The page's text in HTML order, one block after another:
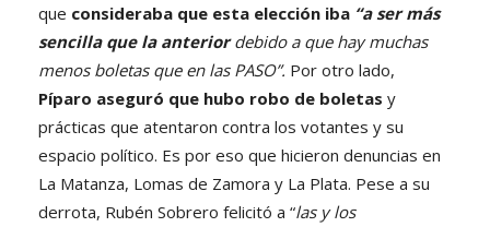
que consideraba que esta elección iba “a ser más
sencilla que la anteriordebido a que hay muchas
menos boletas que en las PASO”. Por otro lado,
Píparo aseguró que hubo robo de boletas y
prácticas que atentaron contra los votantes y su
espacio político. Es por eso que hicieron denuncias en
La Matanza, Lomas de Zamora y La Plata. Pese a su
derrota, Rubén Sobrero felicitó a “las y los